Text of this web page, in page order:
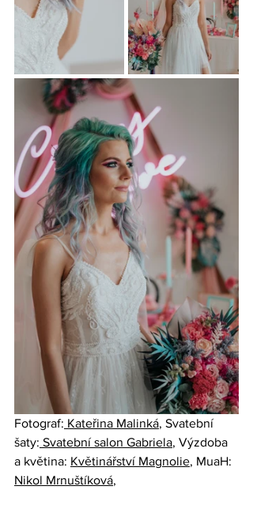
Fotograf: Kateřina Malinká, Svatební
šaty: Svatební salon Gabriela, Výzdoba
a květina: Květinářství Magnolie, MuaH:
Nikol Mrnuštíková,